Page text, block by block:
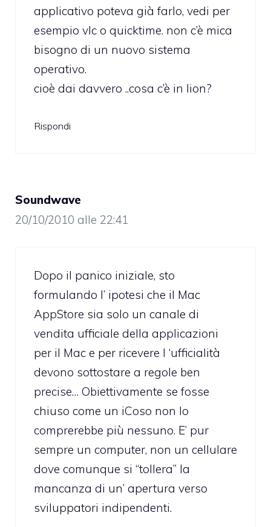
applicativo poteva già farlo, vedi per
esempio vlc o quicktime. non c’è mica
bisogno di un nuovo sistema
operativo.
cioè dai davvero ..cosa c’è in lion?
Rispondi
Soundwave
20/10/2010 alle 22:41
Dopo il panico iniziale, sto
formulando l’ ipotesi che il Mac
AppStore sia solo un canale di
vendita ufficiale della applicazioni
per il Mac e per ricevere l ‘ufficialità
devono sottostare a regole ben
precise… Obiettivamente se fosse
chiuso come un iCoso non lo
comprerebbe più nessuno. E’ pur
sempre un computer, non un cellulare
dove comunque si “tollera” la
mancanza di un’ apertura verso
sviluppatori indipendenti.